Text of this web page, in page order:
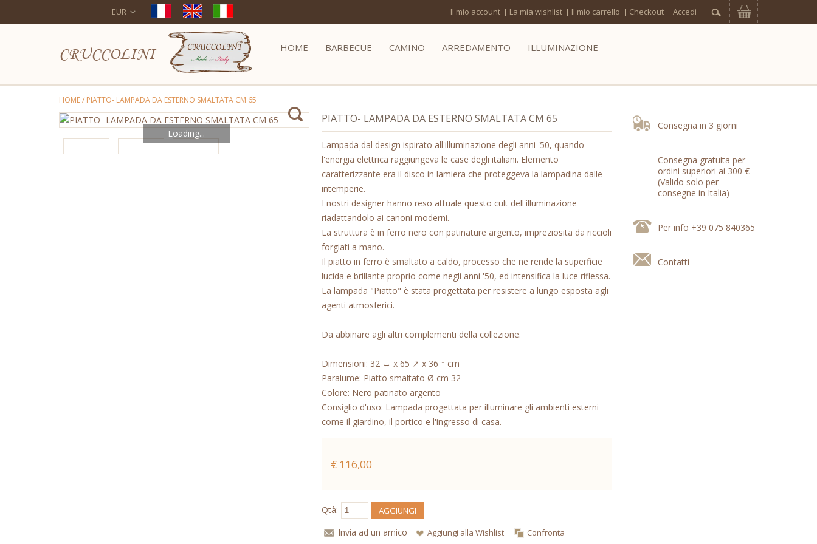
EUR Il mio account La mia wishlist Il mio carrello Checkout Accedi
CRUCCOLINI HOME BARBECUE CAMINO ARREDAMENTO ILLUMINAZIONE
HOME/ PIATTO- LAMPADA DA ESTERNO SMALTATA CM 65
Loading...
PIATTO- LAMPADA DA ESTERNO SMALTATA CM 65
Lampada dal design ispirato all'illuminazione degli anni '50, quando
l'energia elettrica raggiungeva le case degli italiani. Elemento
caratterizzante era il disco in lamiera che proteggeva la lampadina dalle
intemperie.
I nostri designer hanno reso attuale questo cult dell'illuminazione
riadattandolo ai canoni moderni.
La struttura è in ferro nero con patinature argento, impreziosita da riccioli
forgiati a mano.
Il piatto in ferro è smaltato a caldo, processo che ne rende la superficie
lucida e brillante proprio come negli anni '50, ed intensifica la luce riflessa.
La lampada "Piatto" è stata progettata per resistere a lungo esposta agli
agenti atmosferici.
Da abbinare agli altri complementi della collezione.
Dimensioni: 32 ↔ x 65 ↗ x 36 ↑ cm
Paralume: Piatto smaltato Ø cm 32
Colore: Nero patinato argento
Consiglio d'uso: Lampada progettata per illuminare gli ambienti esterni
come il giardino, il portico e l'ingresso di casa.
€ 116,00
Qtà: AGGIUNGI
Invia ad un amico Aggiungi alla Wishlist Confronta
Consegna in 3 giorni
Consegna gratuita per
ordini superiori ai 300 €
(Valido solo per
consegne in Italia)
Per info +39 075 840365
Contatti